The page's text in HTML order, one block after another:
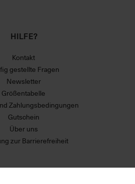
HILFE?
Kontakt
gestellte Fragen
Newsletter
Größentabelle
Zahlungsbedingungen
Gutschein
Über uns
zur Barrierefreiheit